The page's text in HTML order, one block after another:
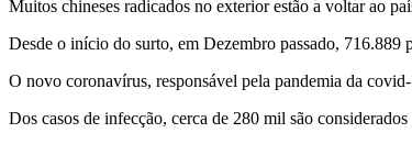
Muitos chineses radicados no exterior estão a voltar ao
Desde o início do surto, em Dezembro passado, 716.889
O novo coronavírus, responsável pela pandemia da
Dos casos de infecção, cerca de 280 mil são considerados